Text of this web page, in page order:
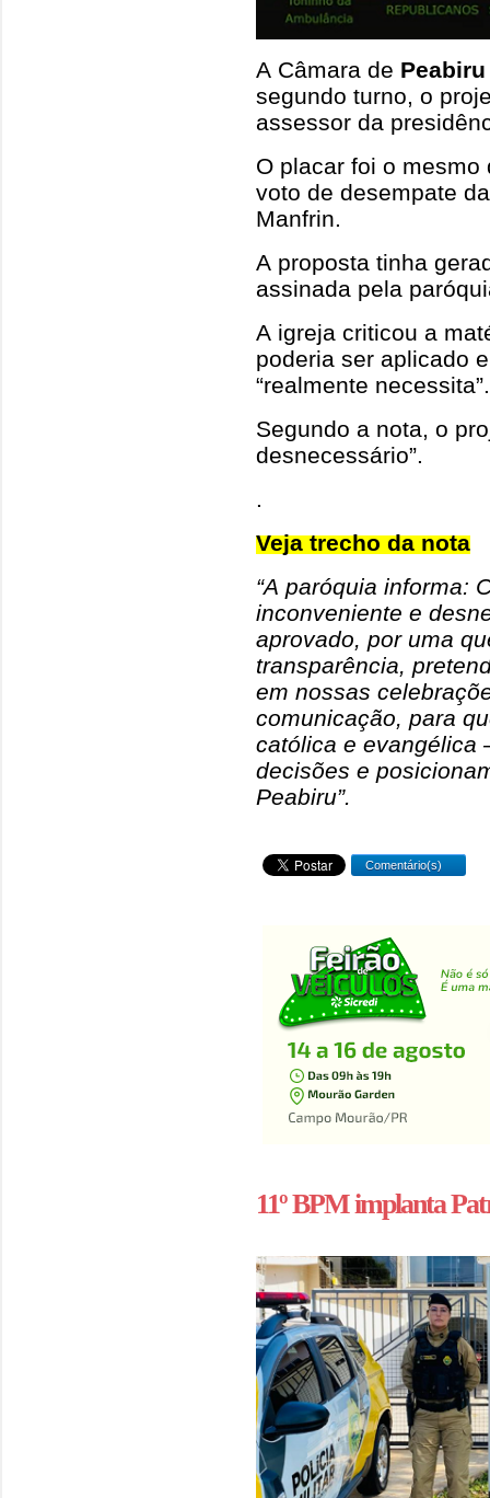
A Câmara de Peabiru
segundo turno, o
assessor da
O placar foi o
voto de desempate
Manfrin.
A proposta tinha
assinada pela
A igreja criticou a
poderia ser aplicado
“realmente necessita”.
Segundo a nota, o
desnecessário”.
.
Veja trecho da nota
“A paróquia informa:
inconveniente e
aprovado, por uma
transparência,
em nossas
comunicação, para
católica e evangélica
decisões e
Peabiru”.
Comentário(s)
11º BPM implanta